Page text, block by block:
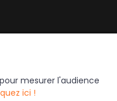
par Turing Web
mesurer l'audience
ici !